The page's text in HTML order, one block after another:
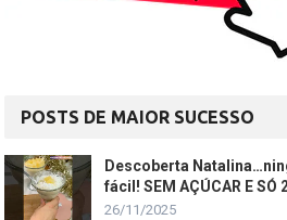
POSTS DE MAIOR SUCESSO
Descoberta
fácil! SEM AÇÚCAR E SÓ
26/11/2025